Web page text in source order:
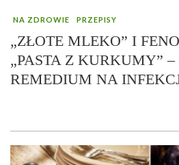
NA ZDROWIE PRZEPISY
„ZŁOTE MLEKO” I
„PASTA Z KURKUMY”
REMEDIUM NA